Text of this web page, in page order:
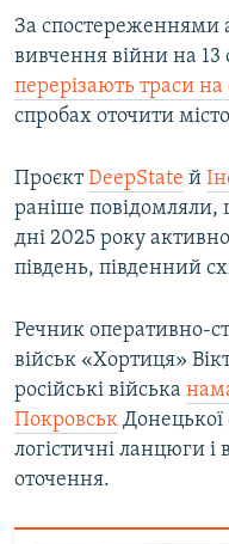
За спостереженнями
вивчення війни на 13
перерізають траси на
спробах оточити
ПроєктDeepState й
раніше повідомляли,
дні 2025 року
південь, південний
Речник оперативно-
військ «Хортиця»
російські війська
Покровськ Донецької
логістичні ланцюги і
оточення.